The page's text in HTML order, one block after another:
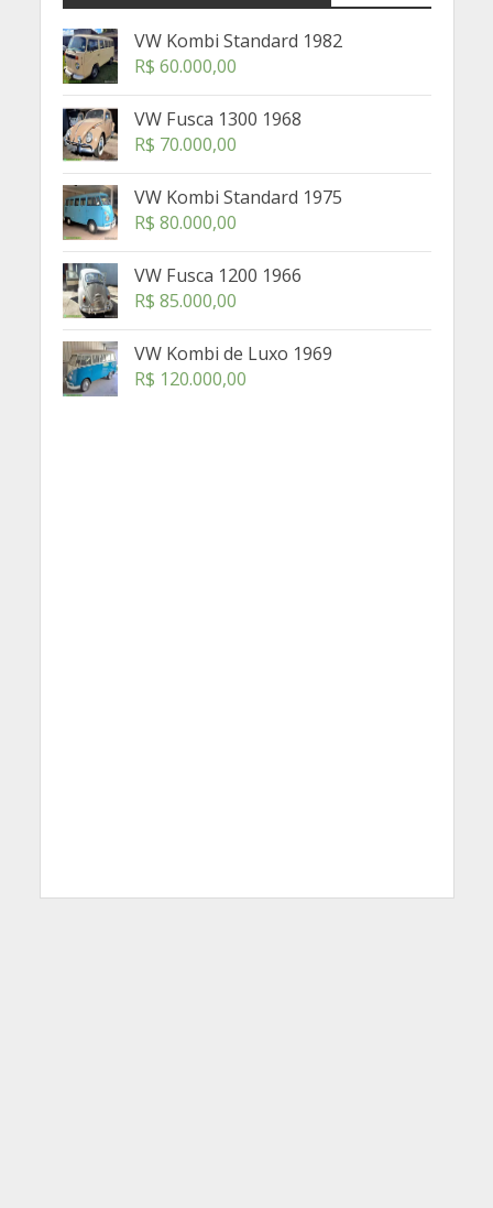
VW Kombi Standard 1982
R$ 60.000,00
VW Fusca 1300 1968
R$ 70.000,00
VW Kombi Standard 1975
R$ 80.000,00
VW Fusca 1200 1966
R$ 85.000,00
VW Kombi de Luxo 1969
R$ 120.000,00